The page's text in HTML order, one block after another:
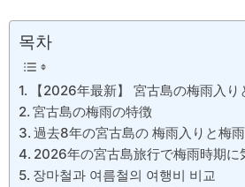
목차
【2026年最新】 宮古島の梅雨入り
宮古島の梅雨の特徴
過去8年の宮古島の 梅雨入りと梅
2026年の宮古島旅行で梅雨時期に
장마철과 여름철의 여행비 비교